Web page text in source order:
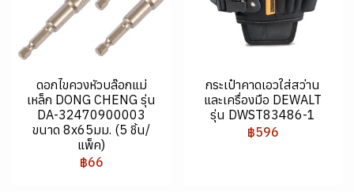
ดอกไขควงหัวบล๊อกแม่
เหล็ก DONG CHENG รุ่น
DA-32470900003
ขนาด 8x65มม. (5 ชิ้น/
แพ็ค)
฿66
กระเป๋าคาดเอวใส่สว่าน
และเครื่องมือ DEWALT
รุ่น DWST83486-1
฿596